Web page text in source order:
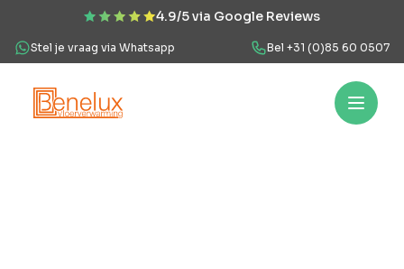
4.9/5 via Google Reviews
Stel je vraag via Whatsapp Bel +31 (0)85 60 0507